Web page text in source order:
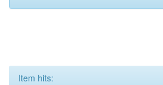
Item hits: